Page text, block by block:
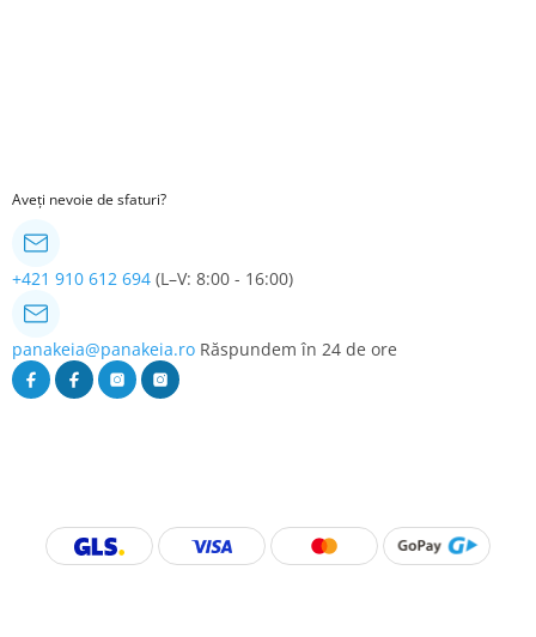
Aveți nevoie de sfaturi?
+421 910 612 694 (L–V: 8:00 - 16:00)
panakeia@panakeia.ro Răspundem în 24 de ore